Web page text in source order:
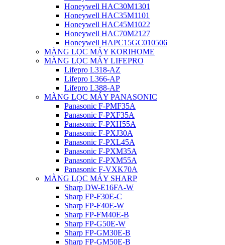
Honeywell HAC30M1301
Honeywell HAC35M1101
Honeywell HAC45M1022
Honeywell HAC70M2127
Honeywell HAPC15GC010506
MÀNG LỌC MÁY KORIHOME
MÀNG LỌC MÁY LIFEPRO
Lifepro L318-AZ
Lifepro L366-AP
Lifepro L388-AP
MÀNG LỌC MÁY PANASONIC
Panasonic F-PMF35A
Panasonic F-PXF35A
Panasonic F-PXH55A
Panasonic F-PXJ30A
Panasonic F-PXL45A
Panasonic F-PXM35A
Panasonic F-PXM55A
Panasonic F-VXK70A
MÀNG LỌC MÁY SHARP
Sharp DW-E16FA-W
Sharp FP-F30E-C
Sharp FP-F40E-W
Sharp FP-FM40E-B
Sharp FP-G50E-W
Sharp FP-GM30E-B
Sharp FP-GM50E-B